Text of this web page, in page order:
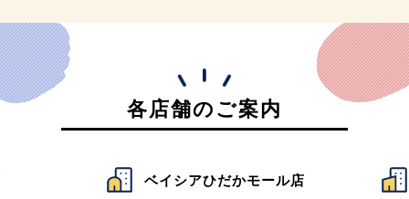
各店舗のご案内
ベイシアひだかモール店